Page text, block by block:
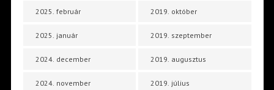
2025. február
2025. január
2024. december
2024. november
2019. október
2019. szeptember
2019. augusztus
2019. július